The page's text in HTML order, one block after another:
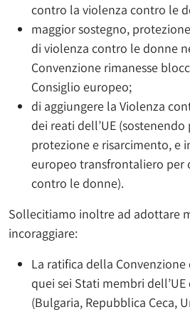
contro la violenza contro le
maggior sostegno,
di violenza contro le donne
Convenzione rimanesse
Consiglio europeo;
di aggiungere la Violenza
dei reati dell’UE
protezione e risarcimento, e
europeo transfrontaliero per
contro le donne).
Sollecitiamo inoltre ad adottare
incoraggiare:
La ratifica della
quei sei Stati membri
(Bulgaria, Repubblica Ceca,